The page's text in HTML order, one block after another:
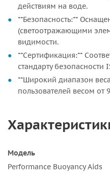
действиям на воде.
**Безопасность:**
(светоотражающими
видимости.
**Сертификация:**
стандарту безопасности
**Широкий диапазон
пользователей весом от
Модель
Performance Buoyancy Aids